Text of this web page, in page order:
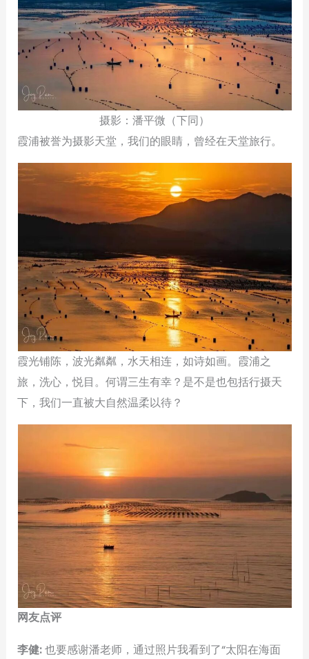
摄影：潘平微（下同）
霞浦被誉为摄影天堂，我们的眼睛，曾经在天堂旅行。
霞光铺陈，波光粼粼，水天相连，如诗如画。霞浦之
旅，洗心，悦目。何谓三生有幸？是不是也包括行摄天
下，我们一直被大自然温柔以待？
网友点评
李健:也要感谢潘老师，通过照片我看到了“太阳在海面